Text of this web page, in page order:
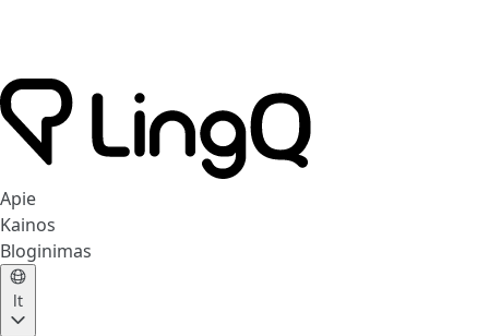
Apie
Kainos
Bloginimas
lt